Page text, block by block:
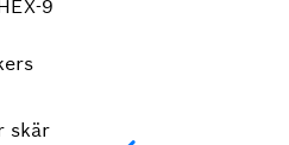
9
skär